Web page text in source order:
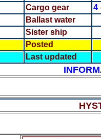
Cargo gear 4
Ballast water
Sister ship
Posted
Last updated